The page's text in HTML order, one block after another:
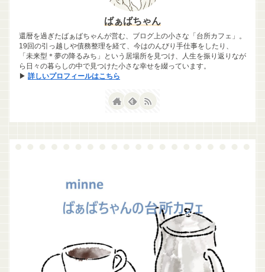
ばぁばちゃん
還暦を過ぎたばぁばちゃんが営む、ブログ上の小さな「台所カフェ」。
19回の引っ越しや債務整理を経て、今はのんびり手仕事をしたり、
「未来型＊夢の降るみち」という居場所を見つけ、人生を振り返りなが
ら日々の暮らしの中で見つけた小さな幸せを綴っています。
▶ 詳しいプロフィールはこちら